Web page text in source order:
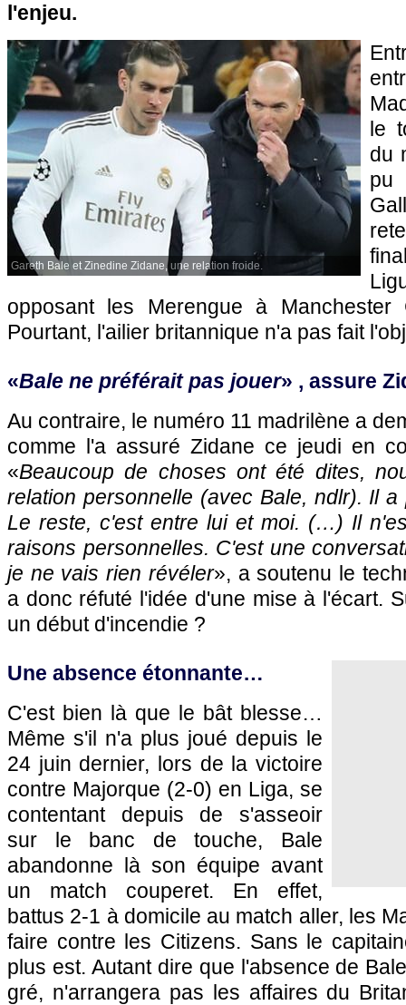
l'enjeu.
Gareth Bale et Zinedine Zidane, une relation froide.
le
du
pu
opposant les Merengue à Manchester
Pourtant, l'ailier britannique n'a pas fait
«Bale ne préférait pas jouer» , assure
Au contraire, le numéro 11 madrilène a
comme l'a assuré Zidane ce jeudi en
«Beaucoup de choses ont été dites,
relation personnelle (avec Bale, ndlr). Il
Le reste, c'est entre lui et moi. (…) Il
raisons personnelles. C'est une
je ne vais rien révéler», a soutenu le
a donc réfuté l'idée d'une mise à l'écart.
un début d'incendie ?
Une absence étonnante…
C'est bien là que le bât blesse…
Même s'il n'a plus joué depuis le
24 juin dernier, lors de la victoire
contre Majorque (2-0) en Liga, se
contentant depuis de s'asseoir
sur le banc de touche, Bale
abandonne là son équipe avant
un match couperet. En effet,
battus 2-1 à domicile au match aller, les
faire contre les Citizens. Sans le
plus est. Autant dire que l'absence de
gré, n'arrangera pas les affaires du